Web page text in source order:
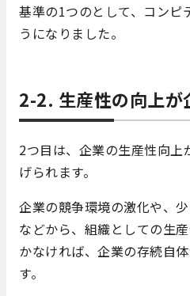
基準の1つのとして、コンピ
うになりました。
2-2. 生産性の向上が
2つ目は、企業の生産性向
げられます。
企業の競争環境の激化や、
などから、組織としての生
かなければ、企業の存続自
す。